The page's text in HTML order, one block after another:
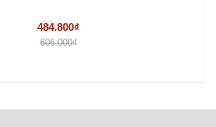
484.800₫
606.000₫